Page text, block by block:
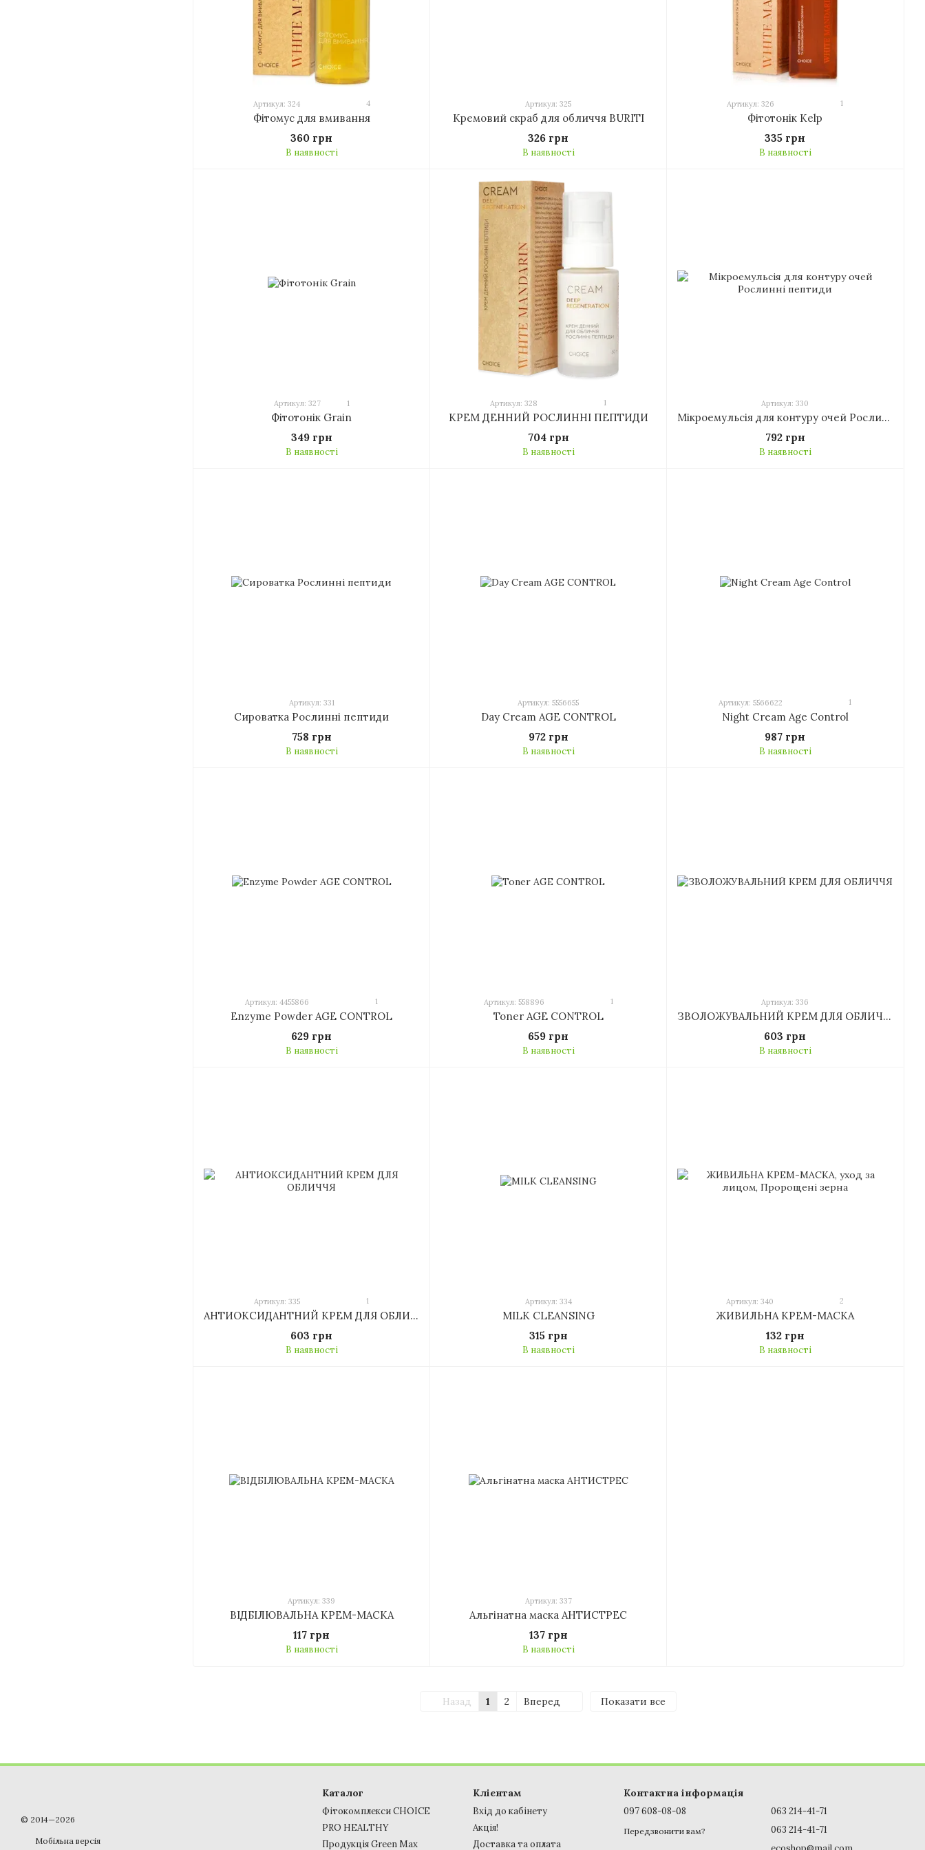
Артикул: 324 4
Фітомус для вмивання
360 грн
В наявності
Артикул: 325
Кремовий скраб для обличчя BURITI
326 грн
В наявності
Артикул: 326 1
Фітотонік Kelp
335 грн
В наявності
Артикул: 327 1
Фітотонік Grain
349 грн
В наявності
Артикул: 328 1
КРЕМ ДЕННИЙ РОСЛИННІ ПЕПТИДИ
704 грн
В наявності
Артикул: 330
Мікроемульсія для контуру очей Рослинні пептиди
792 грн
В наявності
Артикул: 331
Сироватка Рослинні пептиди
758 грн
В наявності
Артикул: 5556655
Day Cream AGE CONTROL
972 грн
В наявності
Артикул: 5566622 1
Night Cream Age Control
987 грн
В наявності
Артикул: 4455866 1
Enzyme Powder AGE CONTROL
629 грн
В наявності
Артикул: 558896 1
Toner AGE CONTROL
659 грн
В наявності
Артикул: 336
ЗВОЛОЖУВАЛЬНИЙ КРЕМ ДЛЯ ОБЛИЧЧЯ
603 грн
В наявності
Артикул: 335 1
АНТИОКСИДАНТНИЙ КРЕМ ДЛЯ ОБЛИЧЧЯ
603 грн
В наявності
Артикул: 334
MILK CLEANSING
315 грн
В наявності
Артикул: 340 2
ЖИВИЛЬНА КРЕМ-МАСКА
132 грн
В наявності
Артикул: 339
ВІДБІЛЮВАЛЬНА КРЕМ-МАСКА
117 грн
В наявності
Артикул: 337
Альгінатна маска АНТИСТРЕС
137 грн
В наявності
Назад 1 2 Вперед Показати все
© 2014—2026
Мобільна версія
Каталог
Фітокомплекси CHOICE
PRO HEALTHY
Продукція Green Max
Клієнтам
Вхід до кабінету
Акція!
Доставка та оплата
Контактна інформація
097 608-08-08
Передзвонити вам?
063 214-41-71
063 214-41-71